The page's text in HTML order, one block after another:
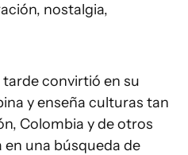
nostalgia,
convirtió en su
y enseña culturas tan
Colombia y de otros
una búsqueda de